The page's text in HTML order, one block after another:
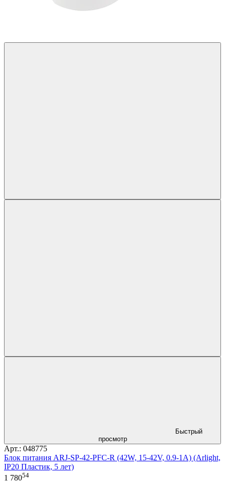
Быстрый
просмотр
Арт.: 048775
Блок питания ARJ-SP-42-PFC-R (42W, 15-42V, 0.9-1A) (Arlight,
IP20 Пластик, 5 лет)
1 78054